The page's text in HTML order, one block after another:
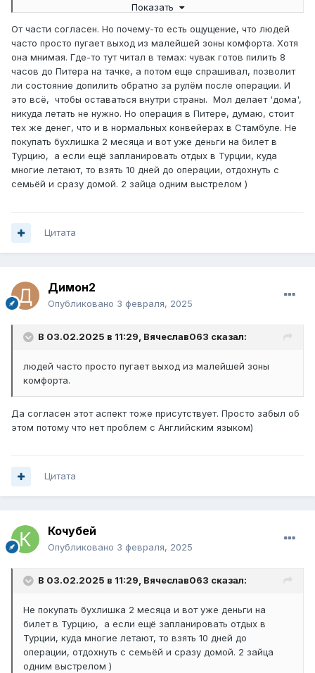
От автора топика ждём конечно же дальнейших отчетов
и позитивных новостей!
Показать
От части согласен. Но почему-то есть ощущение, что людей
часто просто пугает выход из малейшей зоны комфорта. Хотя
она мнимая. Где-то тут читал в темах: чувак готов пилить 8
часов до Питера на тачке, а потом еще спрашивал, позволит
ли состояние допилить обратно за рулём после операции. И
это всё, чтобы оставаться внутри страны. Мол делает 'дома',
никуда летать не нужно. Но операция в Питере, думаю, стоит
тех же денег, что и в нормальных конвейерах в Стамбуле. Не
покупать бухлишка 2 месяца и вот уже деньги на билет в
Турцию, а если ещё запланировать отдых в Турции, куда
многие летают, то взять 10 дней до операции, отдохнуть с
семьёй и сразу домой. 2 зайца одним выстрелом )
Цитата
Димон2
Опубликовано 3 февраля, 2025
В 03.02.2025 в 11:29, Вячеслав063 сказал:
людей часто просто пугает выход из малейшей зоны
комфорта.
Да согласен этот аспект тоже присутствует. Просто забыл об
этом потому что нет проблем с Английским языком)
Цитата
Кочубей
Опубликовано 3 февраля, 2025
В 03.02.2025 в 11:29, Вячеслав063 сказал:
Не покупать бухлишка 2 месяца и вот уже деньги на
билет в Турцию, а если ещё запланировать отдых в
Турции, куда многие летают, то взять 10 дней до
операции, отдохнуть с семьёй и сразу домой. 2 зайца
одним выстрелом )